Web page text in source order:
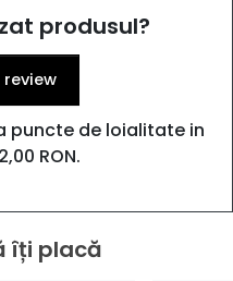
produsul?
puncte de loialitate in
RON.
îți placă